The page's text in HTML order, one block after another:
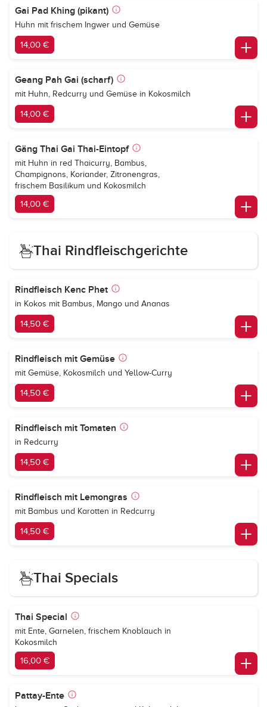
Gai Pad Khing (pikant)
Huhn mit frischem Ingwer und Gemüse
14,00 €
Geang Pah Gai (scharf)
mit Huhn, Redcurry und Gemüse in Kokosmilch
14,00 €
Gäng Thai Gai Thai-Eintopf
mit Huhn in red Thaicurry, Bambus,
Champignons, Koriander, Zitronengras,
frischem Basilikum und Kokosmilch
14,00 €
Thai Rindfleischgerichte
Rindfleisch Kenc Phet
in Kokos mit Bambus, Mango und Ananas
14,50 €
Rindfleisch mit Gemüse
mit Gemüse, Kokosmilch und Yellow-Curry
14,50 €
Rindfleisch mit Tomaten
in Redcurry
14,50 €
Rindfleisch mit Lemongras
mit Bambus und Karotten in Redcurry
14,50 €
Thai Specials
Thai Special
mit Ente, Garnelen, frischem Knoblauch in
Kokosmilch
16,00 €
Pattay-Ente